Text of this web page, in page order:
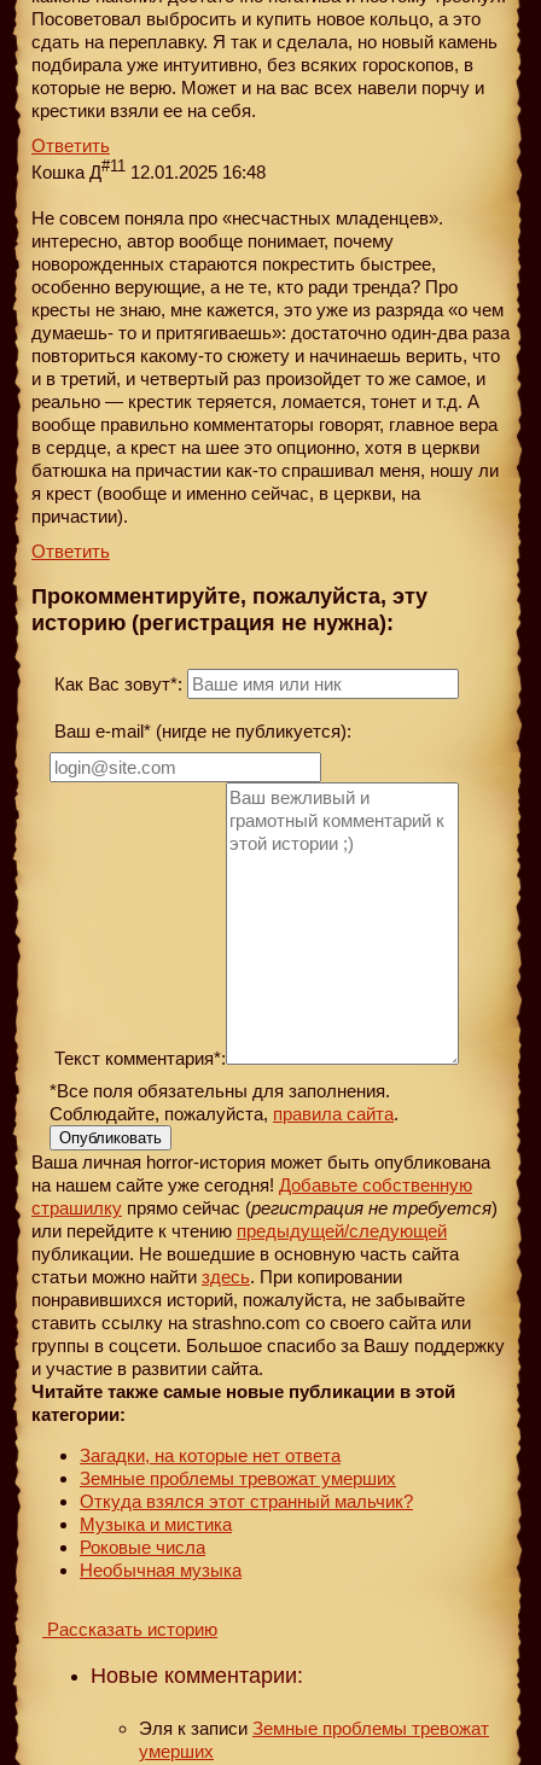
Посоветовал выбросить и купить новое кольцо, а это
сдать на переплавку. Я так и сделала, но новый камень
подбирала уже интуитивно, без всяких гороскопов, в
которые не верю. Может и на вас всех навели порчу и
крестики взяли ее на себя.
Ответить
Кошка Д#11 12.01.2025 16:48
Не совсем поняла про «несчастных младенцев».
интересно, автор вообще понимает, почему
новорожденных стараются покрестить быстрее,
особенно верующие, а не те, кто ради тренда? Про
кресты не знаю, мне кажется, это уже из разряда «о чем
думаешь- то и притягиваешь»: достаточно один-два раза
повториться какому-то сюжету и начинаешь верить, что
и в третий, и четвертый раз произойдет то же самое, и
реально — крестик теряется, ломается, тонет и т.д. А
вообще правильно комментаторы говорят, главное вера
в сердце, а крест на шее это опционно, хотя в церкви
батюшка на причастии как-то спрашивал меня, ношу ли
я крест (вообще и именно сейчас, в церкви, на
причастии).
Ответить
Прокомментируйте, пожалуйста, эту
историю (регистрация не нужна):
Как Вас зовут*:
Ваш e-mail* (нигде не публикуется):
Текст комментария*:
*Все поля обязательны для заполнения.
Соблюдайте, пожалуйста, правила сайта.
Опубликовать
Ваша личная horror-история может быть опубликована
на нашем сайте уже сегодня! Добавьте собственную
страшилку прямо сейчас (регистрация не требуется)
или перейдите к чтению предыдущей/следующей
публикации. Не вошедшие в основную часть сайта
статьи можно найти здесь. При копировании
понравившихся историй, пожалуйста, не забывайте
ставить ссылку на strashno.com со своего сайта или
группы в соцсети. Большое спасибо за Вашу поддержку
и участие в развитии сайта.
Читайте также самые новые публикации в этой
категории:
Загадки, на которые нет ответа
Земные проблемы тревожат умерших
Откуда взялся этот странный мальчик?
Музыка и мистика
Роковые числа
Необычная музыка
Рассказать историю
Новые комментарии:
Эля к записи Земные проблемы тревожат
умерших